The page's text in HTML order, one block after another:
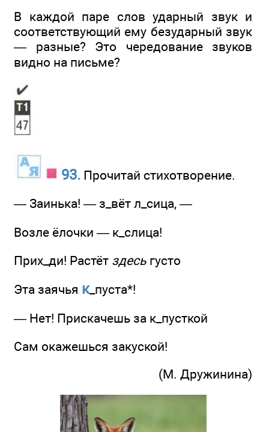
В каждой паре слов ударный звук и
соответствующий ему безударный звук
— разные? Это чередование звуков
видно на письме?
93. Прочитай стихотворение.
— Заинька! — з_вёт л_сица, —
Возле ёлочки — к_слица!
Прих_ди! Растёт здесь густо
Эта заячья к_пуста*!
— Нет! Прискачешь за к_пусткой
Сам окажешься закуской!
(М. Дружинина)